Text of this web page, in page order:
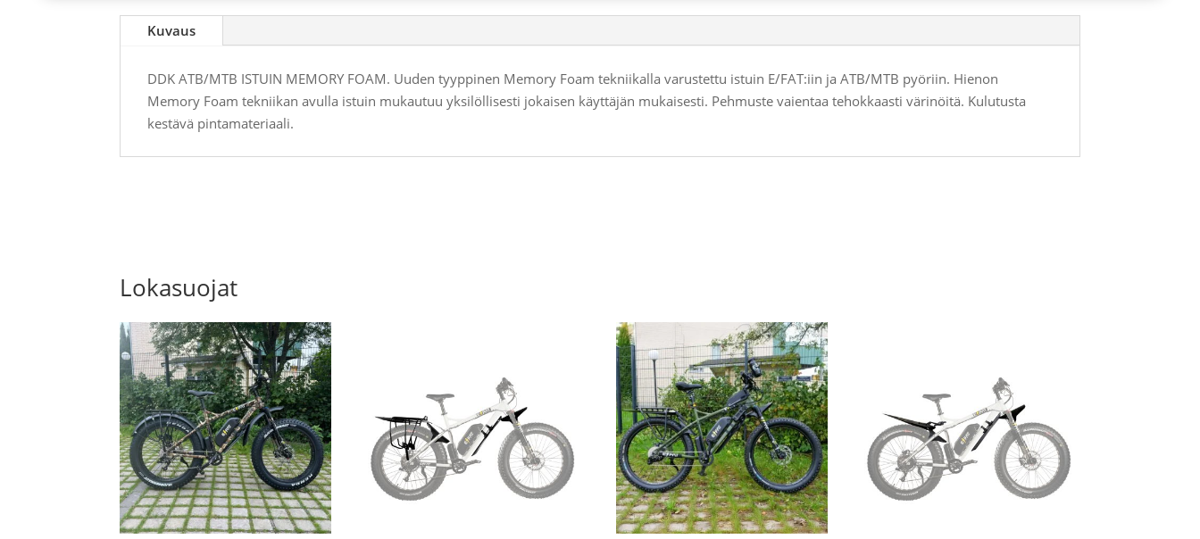
Kuvaus
DDK ATB/MTB ISTUIN MEMORY FOAM. Uuden tyyppinen Memory Foam tekniikalla varustettu istuin E/FAT:iin ja ATB/MTB pyöriin. Hienon
Memory Foam tekniikan avulla istuin mukautuu yksilöllisesti jokaisen käyttäjän mukaisesti. Pehmuste vaientaa tehokkaasti värinöitä. Kulutusta
kestävä pintamateriaali.
Lokasuojat